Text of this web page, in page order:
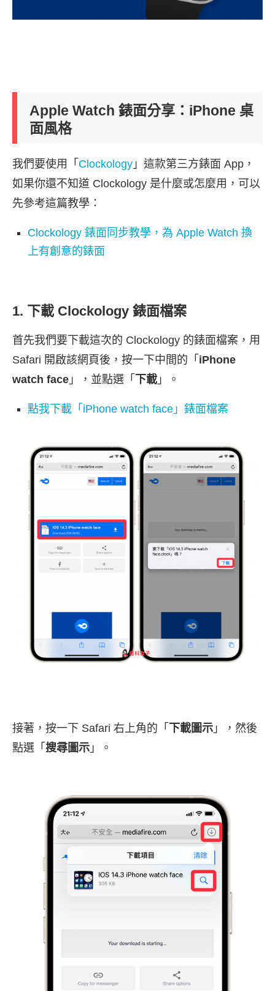
Apple Watch 錶面分享：iPhone 桌
面風格
我們要使用「 Clockology 」這款第三方錶面 App，
如果你還不知道 Clockology 是什麼或怎麼用，可以
先參考這篇教學：
Clockology 錶面同步教學，為 Apple Watch 換
上有創意的錶面
1. 下載 Clockology 錶面檔案
首先我們要下載這次的 Clockology 的錶面檔案，用
Safari 開啟該網頁後，按一下中間的「 iPhone
watch face 」，並點選「 下載 」。
點我下載「iPhone watch face」錶面檔案
接著，按一下 Safari 右上角的「 下載圖示 」，然後
點選「 搜尋圖示 」。